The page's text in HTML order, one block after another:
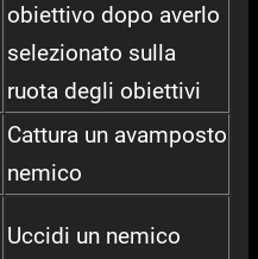
obiettivo dopo averlo
selezionato sulla
ruota degli obiettivi
Cattura un avamposto
nemico
Uccidi un nemico